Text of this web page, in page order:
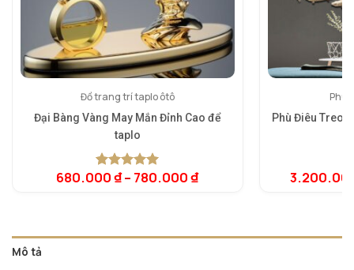
Đồ trang trí taplo ôtô
Đại Bàng Vàng May Mắn Đỉnh Cao để
taplo
5.00trên 5
1
680.000₫– 780.000₫
Phù
Phù Điêu Treo
Mô tả